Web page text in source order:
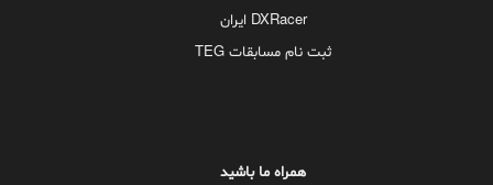
DXRacer ایران
ثبت نام مسابقات TEG
همراه ما باشید